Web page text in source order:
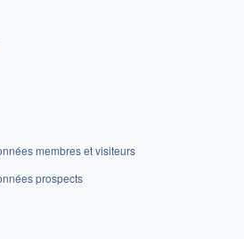
membres et visiteurs
prospects